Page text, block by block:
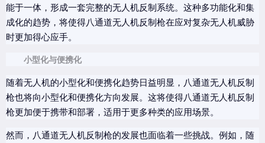
能于一体，形成一套完整的无人机反制系统。这种多功能化和集
成化的趋势，将使得八通道无人机反制枪在应对复杂无人机威胁
时更加得心应手。
小型化与便携化
随着无人机的小型化和便携化趋势日益明显，八通道无人机反制
枪也将向小型化和便携化方向发展。这将使得八通道无人机反制
枪更加便于携带和部署，适用于更多种类的应用场景。
然而，八通道无人机反制枪的发展也面临着一些挑战。例如，随